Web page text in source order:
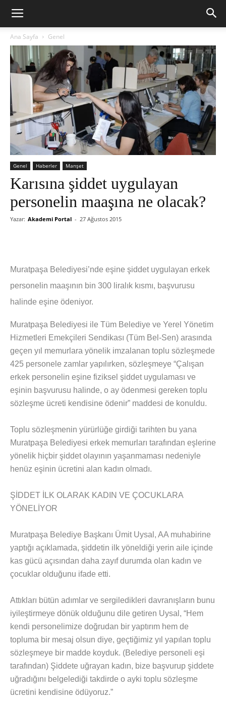
Ana Sayfa Genel
Genel Haberler Manşet
Karısına şiddet uygulayan
personelin maaşına ne olacak?
Yazar: Akademi Portal - 27 Ağustos 2015
Muratpaşa Belediyesi’nde eşine şiddet uygulayan erkek
personelin maaşının bin 300 liralık kısmı, başvurusu
halinde eşine ödeniyor.
Muratpaşa Belediyesi ile Tüm Belediye ve Yerel Yönetim
Hizmetleri Emekçileri Sendikası (Tüm Bel-Sen) arasında
geçen yıl memurlara yönelik imzalanan toplu sözleşmede
425 personele zamlar yapılırken, sözleşmeye “Çalışan
erkek personelin eşine fiziksel şiddet uygulaması ve
eşinin başvurusu halinde, o ay ödenmesi gereken toplu
sözleşme ücreti kendisine ödenir” maddesi de konuldu.
Toplu sözleşmenin yürürlüğe girdiği tarihten bu yana
Muratpaşa Belediyesi erkek memurları tarafından eşlerine
yönelik hiçbir şiddet olayının yaşanmaması nedeniyle
henüz eşinin ücretini alan kadın olmadı.
ŞİDDET İLK OLARAK KADIN VE ÇOCUKLARA
YÖNELİYOR
Muratpaşa Belediye Başkanı Ümit Uysal, AA muhabirine
yaptığı açıklamada, şiddetin ilk yöneldiği yerin aile içinde
kas gücü açısından daha zayıf durumda olan kadın ve
çocuklar olduğunu ifade etti.
Attıkları bütün adımlar ve sergiledikleri davranışların bunu
iyileştirmeye dönük olduğunu dile getiren Uysal, “Hem
kendi personelimize doğrudan bir yaptırım hem de
topluma bir mesaj olsun diye, geçtiğimiz yıl yapılan toplu
sözleşmeye bir madde koyduk. (Belediye personeli eşi
tarafından) Şiddete uğrayan kadın, bize başvurup şiddete
uğradığını belgelediği takdirde o ayki toplu sözleşme
ücretini kendisine ödüyoruz.”